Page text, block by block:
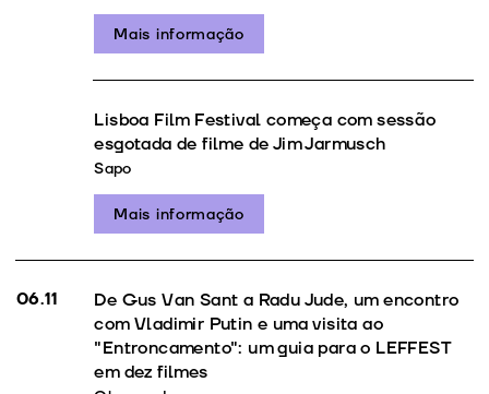
Mais informação
Lisboa Film Festival começa com sessão
esgotada de filme de Jim Jarmusch
Sapo
Mais informação
06.11
De Gus Van Sant a Radu Jude, um encontro
com Vladimir Putin e uma visita ao
"Entroncamento": um guia para o LEFFEST
em dez filmes